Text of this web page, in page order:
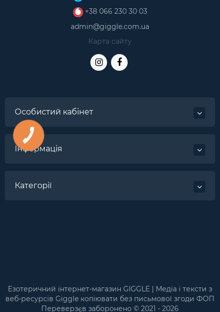
+38 066 230 30 03
admin@giggle.com.ua
Карта сайту
Особистий кабінет
Інформація
Категорії
Езотеричний інтернет-магазин GIGGLE | Медіа і тексти з
веб-ресурсів Giggle копіювати без письмової згоди ФОП
Переверзєв заборонено © 2021 - 2026